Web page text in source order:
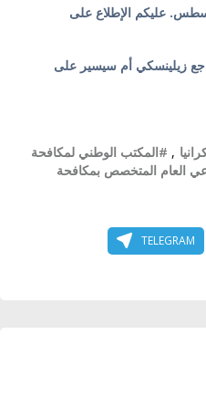
عليكم الإطلاع على
زيلينسكي أم سيسير على
, #المكتب الوطني لمكافحة
العام المتخصص بمكافحة
TELEGRAM